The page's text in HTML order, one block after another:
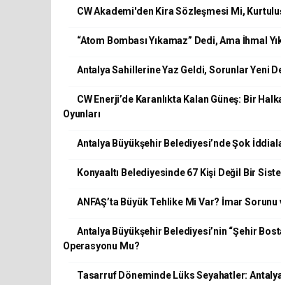
CW Akademi'den Kira Sözleşmesi Mi,
“Atom Bombası Yıkamaz” Dedi, Ama İhmal
Antalya Sahillerine Yaz Geldi, Sorunlar Yeni
CW Enerji’de Karanlıkta Kalan Güneş: Bir
Oyunları
Antalya Büyükşehir Belediyesi’nde Şok
Konyaaltı Belediyesinde 67 Kişi Değil Bir
ANFAŞ’ta Büyük Tehlike Mi Var? İmar
Antalya Büyükşehir Belediyesi’nin “Şehir
Operasyonu Mu?
Tasarruf Döneminde Lüks Seyahatler: